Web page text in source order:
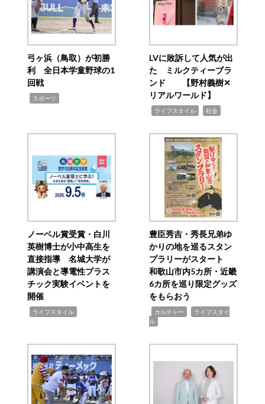
弓ヶ浜（鳥取）が初勝
利 全日本学童野球の1
回戦
スポーツ
LVに敗訴して人気が出
た ミルクティーブラ
ンド 【野村義樹✕
リアルワールド】
ライフスタイル 社会
ノーベル賞受賞・白川
英樹博士が小中高生を
直接指導 名城大学が
講演会と導電性プラス
チック実験イベントを
開催
ライフスタイル
豊臣秀吉・秀長兄弟ゆ
かりの地を巡るスタン
プラリーがスタート
和歌山市内5カ所・近畿
6カ所を巡り限定グッズ
をもらおう
カルチャー
ライフスタイ
ル